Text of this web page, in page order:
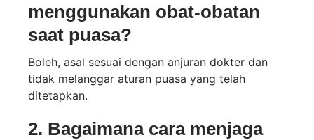
menggunakan obat-obatan
saat puasa?
Boleh, asal sesuai dengan anjuran dokter dan
tidak melanggar aturan puasa yang telah
ditetapkan.
2. Bagaimana cara menjaga